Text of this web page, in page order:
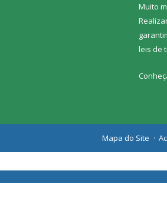
Muito
leis de
Mapa do Site